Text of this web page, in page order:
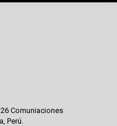
Comuniaciones
Perú.